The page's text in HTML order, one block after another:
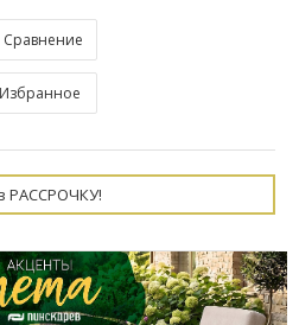
Сравнение
Избранное
РАССРОЧКУ!